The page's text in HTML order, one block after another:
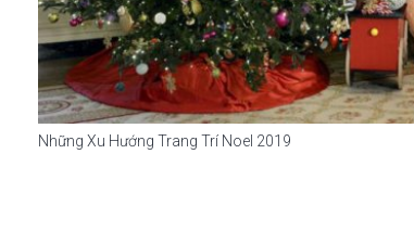
Những Xu Hướng Trang Trí Noel 2019